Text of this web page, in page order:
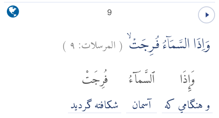
9
وَاِذَا السَّمَاۤءُ فُرِجَتْۙ (المرسلات:٩)
وَإِذَا
و هنگامي كه
ٱلسَّمَآءُ
آسمان
فُرِجَتْ
شکافته گردید